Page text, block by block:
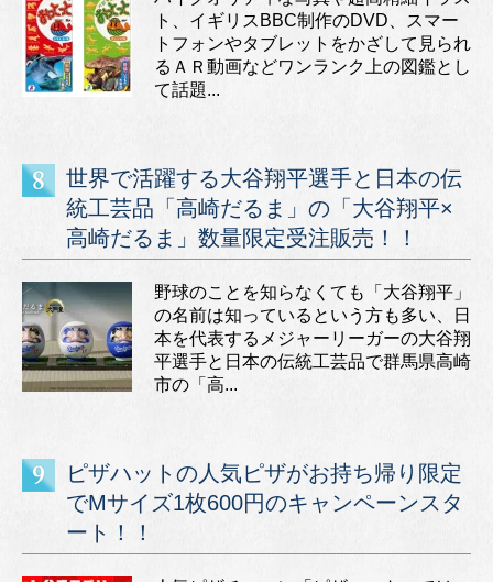
ト、イギリスBBC制作のDVD、スマー
トフォンやタブレットをかざして見られ
るＡＲ動画などワンランク上の図鑑とし
て話題...
世界で活躍する大谷翔平選手と日本の伝
統工芸品「高崎だるま」の「大谷翔平×
高崎だるま」数量限定受注販売！！
野球のことを知らなくても「大谷翔平」
の名前は知っているという方も多い、日
本を代表するメジャーリーガーの大谷翔
平選手と日本の伝統工芸品で群馬県高崎
市の「高...
ピザハットの人気ピザがお持ち帰り限定
でMサイズ1枚600円のキャンペーンスタ
ート！！